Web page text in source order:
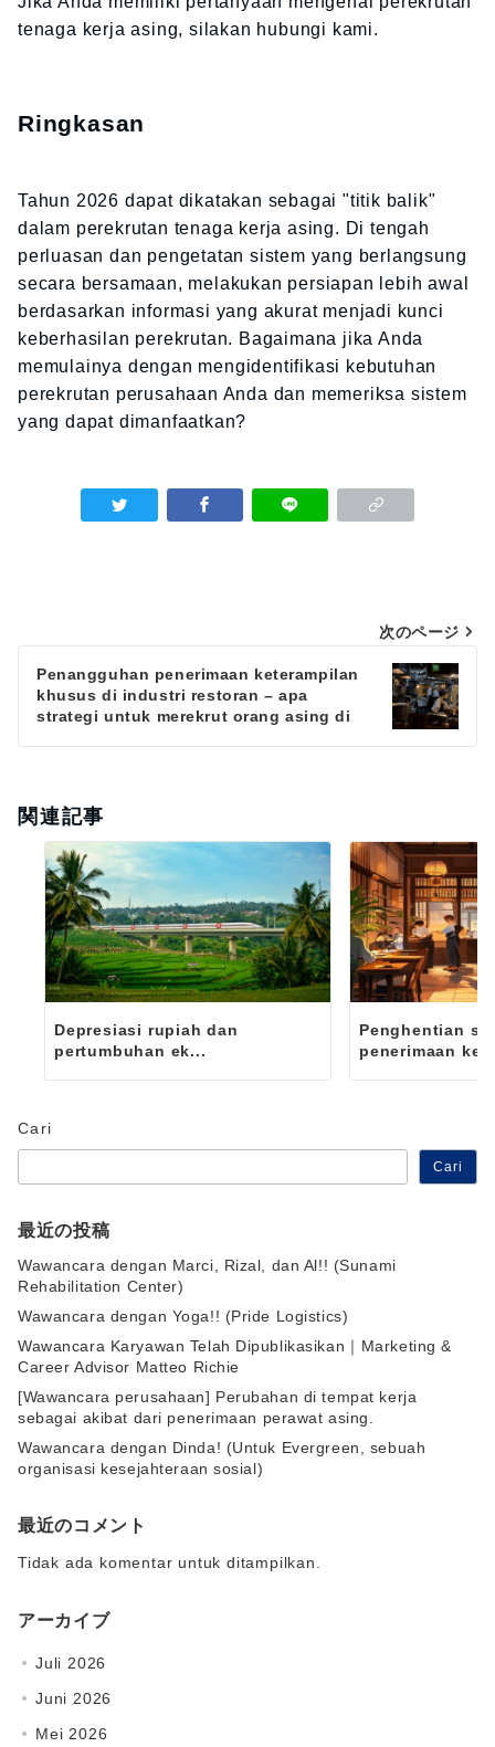
tenaga kerja asing, silakan hubungi kami.
Ringkasan
Tahun 2026 dapat dikatakan sebagai "titik balik"
dalam perekrutan tenaga kerja asing. Di tengah
perluasan dan pengetatan sistem yang berlangsung
secara bersamaan, melakukan persiapan lebih awal
berdasarkan informasi yang akurat menjadi kunci
keberhasilan perekrutan. Bagaimana jika Anda
memulainya dengan mengidentifikasi kebutuhan
perekrutan perusahaan Anda dan memeriksa sistem
yang dapat dimanfaatkan?
pos
次のページ
Penangguhan penerimaan keterampilan
khusus di industri restoran – apa
strategi untuk merekrut orang asing di
関連記事
Depresiasi rupiah dan
pertumbuhan ek...
Penghentian
penerimaan
Cari
Cari
最近の投稿
Wawancara dengan Marci, Rizal, dan Al!! (Sunami
Rehabilitation Center)
Wawancara dengan Yoga!! (Pride Logistics)
Wawancara Karyawan Telah Dipublikasikan｜Marketing &
Career Advisor Matteo Richie
[Wawancara perusahaan] Perubahan di tempat kerja
sebagai akibat dari penerimaan perawat asing.
Wawancara dengan Dinda! (Untuk Evergreen, sebuah
organisasi kesejahteraan sosial)
最近のコメント
Tidak ada komentar untuk ditampilkan.
アーカイブ
Juli 2026
Juni 2026
Mei 2026